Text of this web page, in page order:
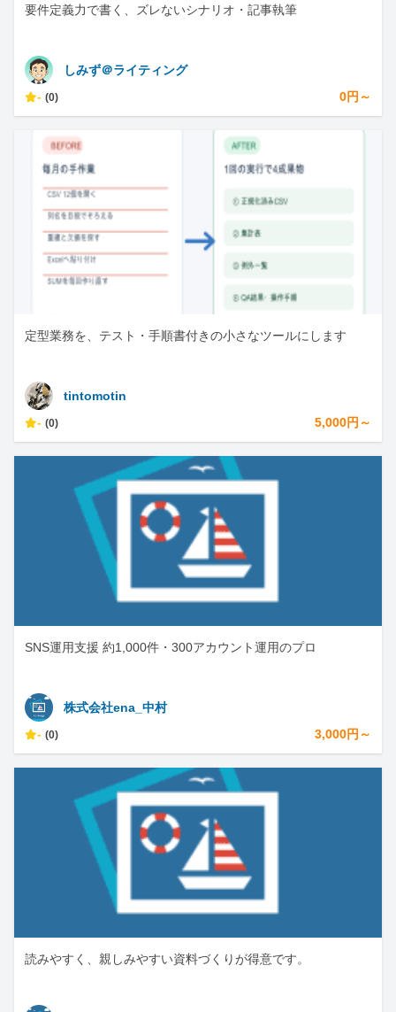
要件定義力で書く、ズレないシナリオ・記事執筆
しみず＠ライティング
- (0) 0円～
定型業務を、テスト・手順書付きの小さなツールにします
tintomotin
- (0) 5,000円～
SNS運用支援 約1,000件・300アカウント運用のプロ
株式会社ena_中村
- (0) 3,000円～
読みやすく、親しみやすい資料づくりが得意です。